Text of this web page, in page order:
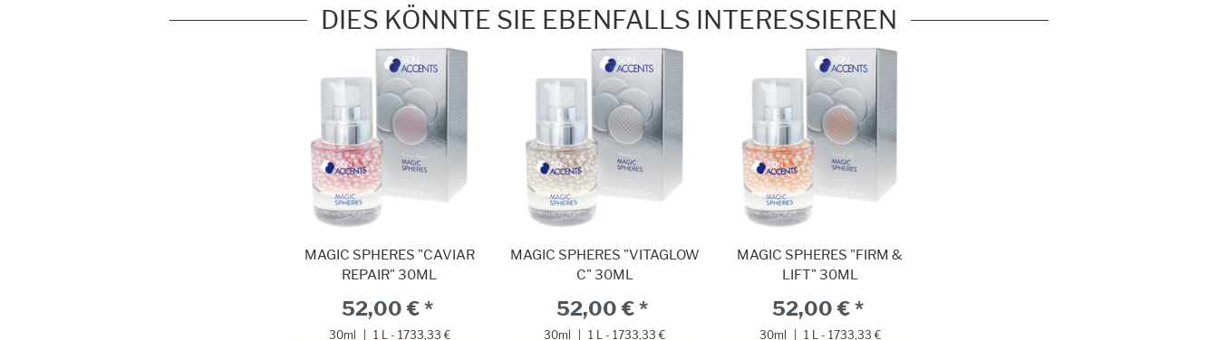
DIES KÖNNTE SIE EBENFALLS INTERESSIEREN
MAGIC SPHERES "CAVIAR
REPAIR" 30ML
52,00 € *
30ml 1 L - 1733,33 €
MAGIC SPHERES "VITAGLOW
C" 30ML
52,00 € *
30ml 1 L - 1733,33 €
MAGIC SPHERES "FIRM &
LIFT" 30ML
52,00 € *
30ml 1 L - 1733,33 €